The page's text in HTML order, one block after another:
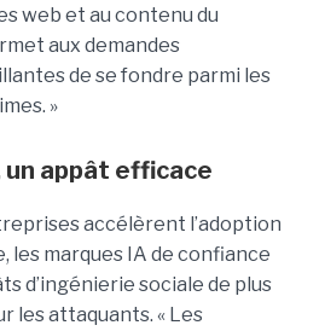
web et au contenu du
aux demandes
de se fondre parmi les
»
un appât efficace
accélèrent l’adoption
les marques IA de confiance
d’ingénierie sociale de plus
les attaquants. « Les